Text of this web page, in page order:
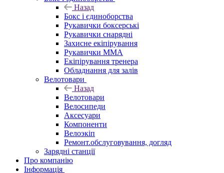
Назад
Бокс і єдиноборства
Рукавички боксерські
Рукавички снарядні
Захисне екіпірування
Рукавички ММА
Екіпірування тренера
Обладнання для залів
Велотовари
Назад
Велотовари
Велосипеди
Аксесуари
Компоненти
Велоэкіп
Ремонт.обслуговування, догляд
Зарядні станції
Про компанію
Інформація